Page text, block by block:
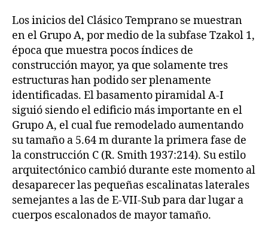
Los inicios del Clásico Temprano se muestran
en el Grupo A, por medio de la subfase Tzakol 1,
época que muestra pocos índices de
construcción mayor, ya que solamente tres
estructuras han podido ser plenamente
identificadas. El basamento piramidal A-I
siguió siendo el edificio más importante en el
Grupo A, el cual fue remodelado aumentando
su tamaño a 5.64 m durante la primera fase de
la construcción C (R. Smith 1937:214). Su estilo
arquitectónico cambió durante este momento al
desaparecer las pequeñas escalinatas laterales
semejantes a las de E-VII-Sub para dar lugar a
cuerpos escalonados de mayor tamaño.